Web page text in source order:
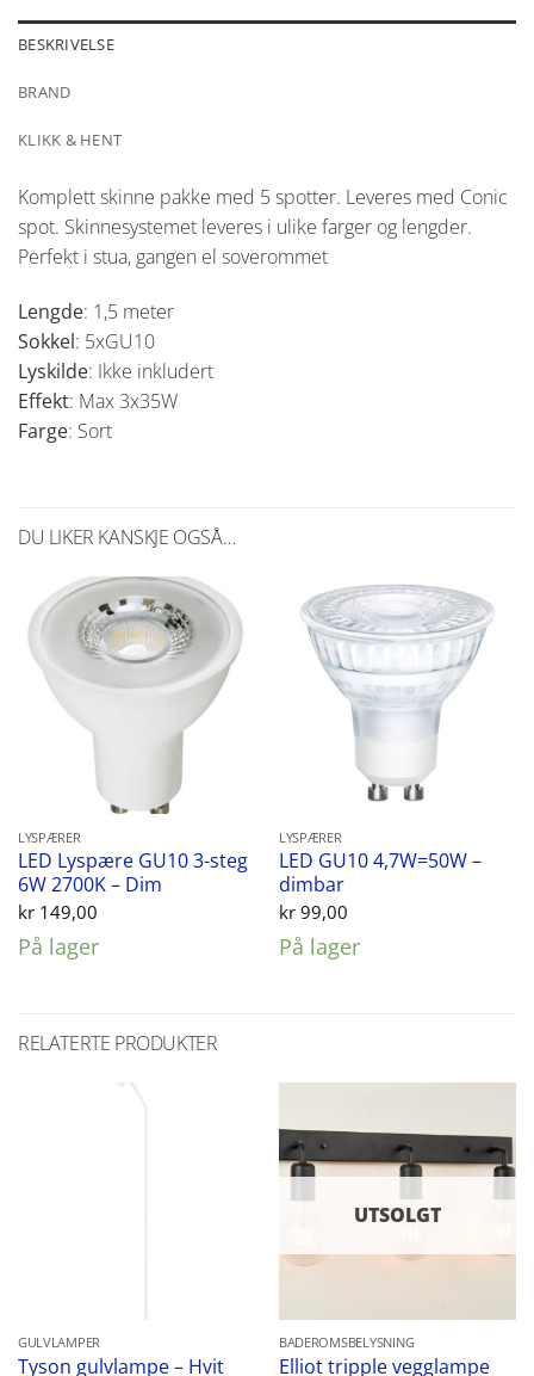
BESKRIVELSE
BRAND
KLIKK & HENT
Komplett skinne pakke med 5 spotter. Leveres med Conic
spot. Skinnesystemet leveres i ulike farger og lengder.
Perfekt i stua, gangen el soverommet
Lengde: 1,5 meter
Sokkel: 5xGU10
Lyskilde: Ikke inkludert
Effekt: Max 3x35W
Farge: Sort
DU LIKER KANSKJE OGSÅ…
LYSPÆRER
LED Lyspære GU10 3-steg
6W 2700K – Dim
kr149,00
På lager
LYSPÆRER
LED GU10 4,7W=50W –
dimbar
kr99,00
På lager
RELATERTE PRODUKTER
GULVLAMPER
Tyson gulvlampe – Hvit
UTSOLGT
BADEROMSBELYSNING
Elliot tripple vegglampe